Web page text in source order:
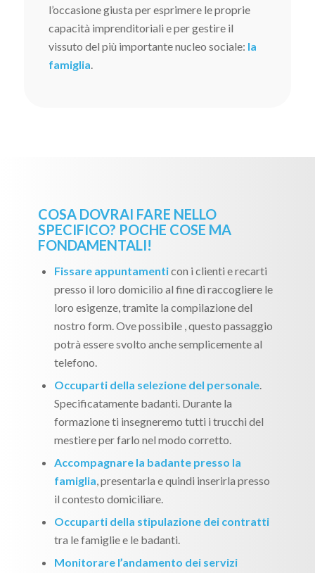
l’occasione giusta per esprimere le proprie
capacità imprenditoriali e per gestire il
vissuto del più importante nucleo sociale: la
famiglia.
COSA DOVRAI FARE NELLO
SPECIFICO? POCHE COSE MA
FONDAMENTALI!
Fissare appuntamenticon i clienti e recarti
presso il loro domicilio al fine di raccogliere le
loro esigenze, tramite la compilazione del
nostro form. Ove possibile , questo passaggio
potrà essere svolto anche semplicemente al
telefono.
Occuparti della selezione del personale.
Specificatamente badanti. Durante la
formazione ti insegneremo tutti i trucchi del
mestiere per farlo nel modo corretto.
Accompagnare la badante presso la
famiglia, presentarla e quindi inserirla presso
il contesto domiciliare.
Occuparti della stipulazione dei contratti
tra le famiglie e le badanti.
Monitorare l’andamento dei servizi